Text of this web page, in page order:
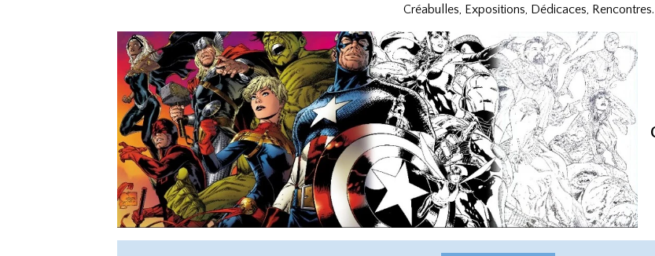
Créabulles, Expositions, Dédicaces, Rencontres.